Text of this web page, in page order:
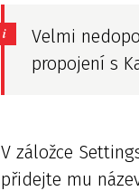
Velmi
propojení s
V záložce
přidejte mu